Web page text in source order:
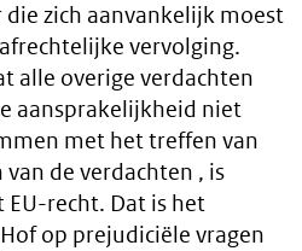
zich aanvankelijk moest
vervolging.
alle overige verdachten
aansprakelijkheid niet
met het treffen van
de verdachten , is
recht. Dat is het
op prejudiciële vragen